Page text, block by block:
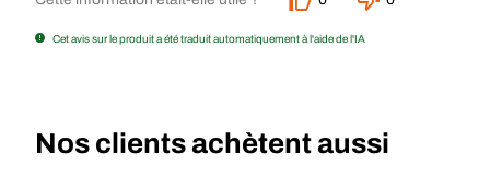
Cet avis sur le produit a été traduit automatiquement à l'aide de l'IA
Nos clients achètent aussi